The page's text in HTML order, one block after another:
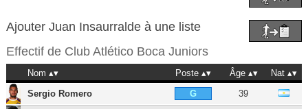
Ajouter Juan Insaurralde à une liste
Effectif de Club Atlético Boca Juniors
Nom Poste Âge
Nat
Sergio Romero
G 39